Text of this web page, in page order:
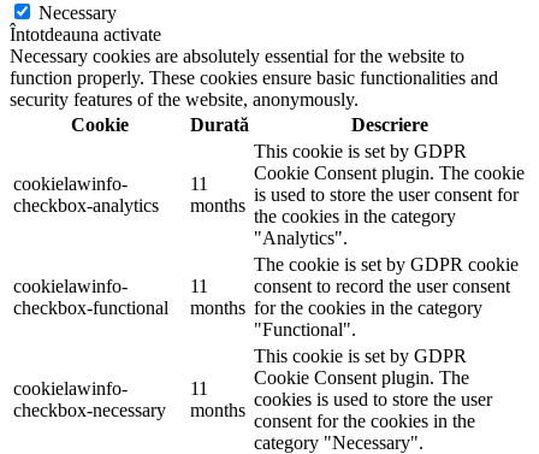
Necessary
Întotdeauna activate
Necessary cookies are absolutely essential for the website to
function properly. These cookies ensure basic functionalities and
security features of the website, anonymously.
Cookie
Durată Descriere
cookielawinfo-
checkbox-analytics
11
months
This cookie is set by GDPR
Cookie Consent plugin. The cookie
is used to store the user consent for
the cookies in the category
"Analytics".
cookielawinfo-
checkbox-functional
11
months
The cookie is set by GDPR cookie
consent to record the user consent
for the cookies in the category
"Functional".
cookielawinfo-
checkbox-necessary
11
months
This cookie is set by GDPR
Cookie Consent plugin. The
cookies is used to store the user
consent for the cookies in the
category "Necessary".